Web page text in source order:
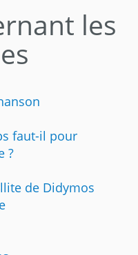
les
faut-il pour
?
de Didymos